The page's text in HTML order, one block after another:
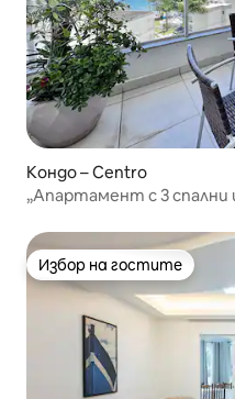
Кондо – Centro
„Апартамент с 3 спални
Избор на гостите
Избор на гостите